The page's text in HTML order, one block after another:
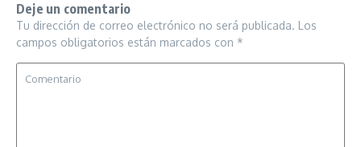
Deje un comentario
Tu dirección de correo electrónico no será publicada. Los
campos obligatorios están marcados con *